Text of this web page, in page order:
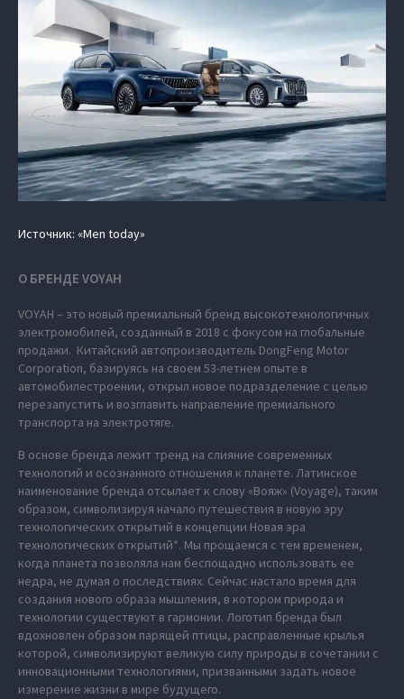
Источник: «Men today»
О БРЕНДЕ VOYAH
VOYAH – это новый премиальный бренд высокотехнологичных
электромобилей, созданный в 2018 с фокусом на глобальные
продажи. Китайский автопроизводитель DongFeng Motor
Corporation, базируясь на своем 53-летнем опыте в
автомобилестроении, открыл новое подразделение с целью
перезапустить и возглавить направление премиального
транспорта на электротяге.
В основе бренда лежит тренд на слияние современных
технологий и осознанного отношения к планете. Латинское
наименование бренда отсылает к слову «Вояж» (Voyage), таким
образом, символизируя начало путешествия в новую эру
технологических открытий в концепции Новая эра
технологических открытий*. Мы прощаемся с тем временем,
когда планета позволяла нам беспощадно использовать ее
недра, не думая о последствиях. Сейчас настало время для
создания нового образа мышления, в котором природа и
технологии существуют в гармонии. Логотип бренда был
вдохновлен образом парящей птицы, расправленные крылья
которой, символизируют великую силу природы в сочетании с
инновационными технологиями, призванными задать новое
измерение жизни в мире будущего.